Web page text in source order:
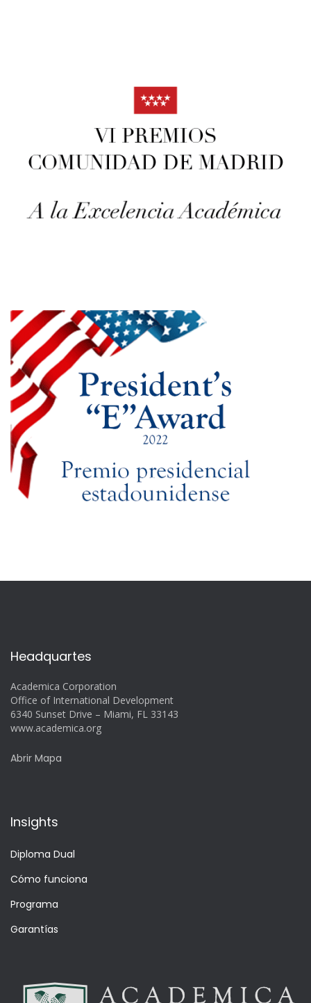
Headquartes
Academica Corporation
Office of International Development
6340 Sunset Drive – Miami, FL 33143
www.academica.org
Abrir Mapa
Insights
Diploma Dual
Cómo funciona
Programa
Garantías